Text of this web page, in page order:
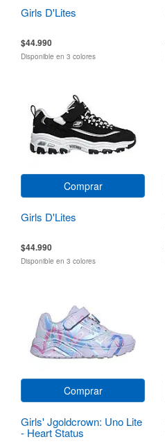
Girls D'Lites
$44.990
Disponible en 3 colores
Comprar
Girls D'Lites
$44.990
Disponible en 3 colores
Comprar
Girls' Jgoldcrown: Uno Lite
- Heart Status